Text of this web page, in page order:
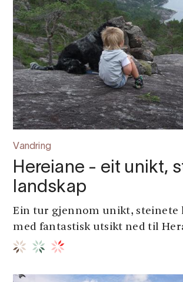
Vandring
Hereiane - eit unikt,
landskap
Ein tur gjennom unikt, steinete
med fantastisk utsikt ned til